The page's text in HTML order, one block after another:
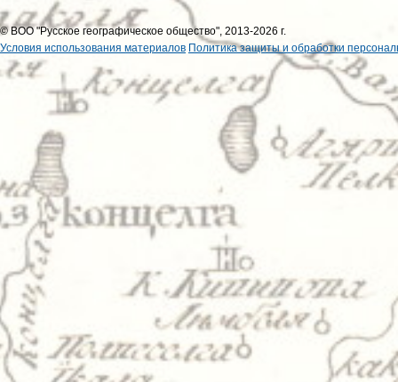
© ВОО "Русское географическое общество", 2013-2026 г.
Условия использования материалов Политика защиты и обработки